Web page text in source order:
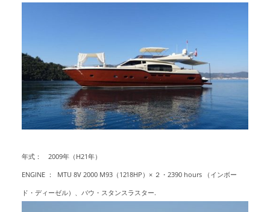
年式： 2009年（H21年）
ENGINE ： MTU 8V 2000 M93（1218HP）× ２・2390 hours （インボー
ド・ディーゼル）、バウ・スタンスラスター.